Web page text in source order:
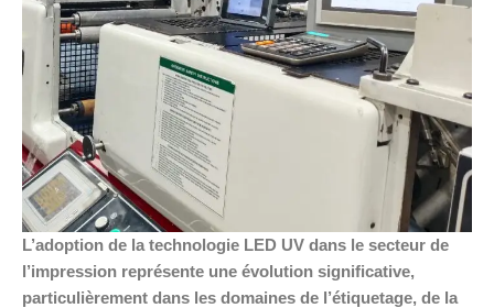
L’adoption de la technologie LED UV dans le secteur de
l’impression représente une évolution significative,
particulièrement dans les domaines de l’étiquetage, de la